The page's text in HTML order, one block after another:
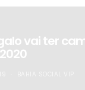
vai ter